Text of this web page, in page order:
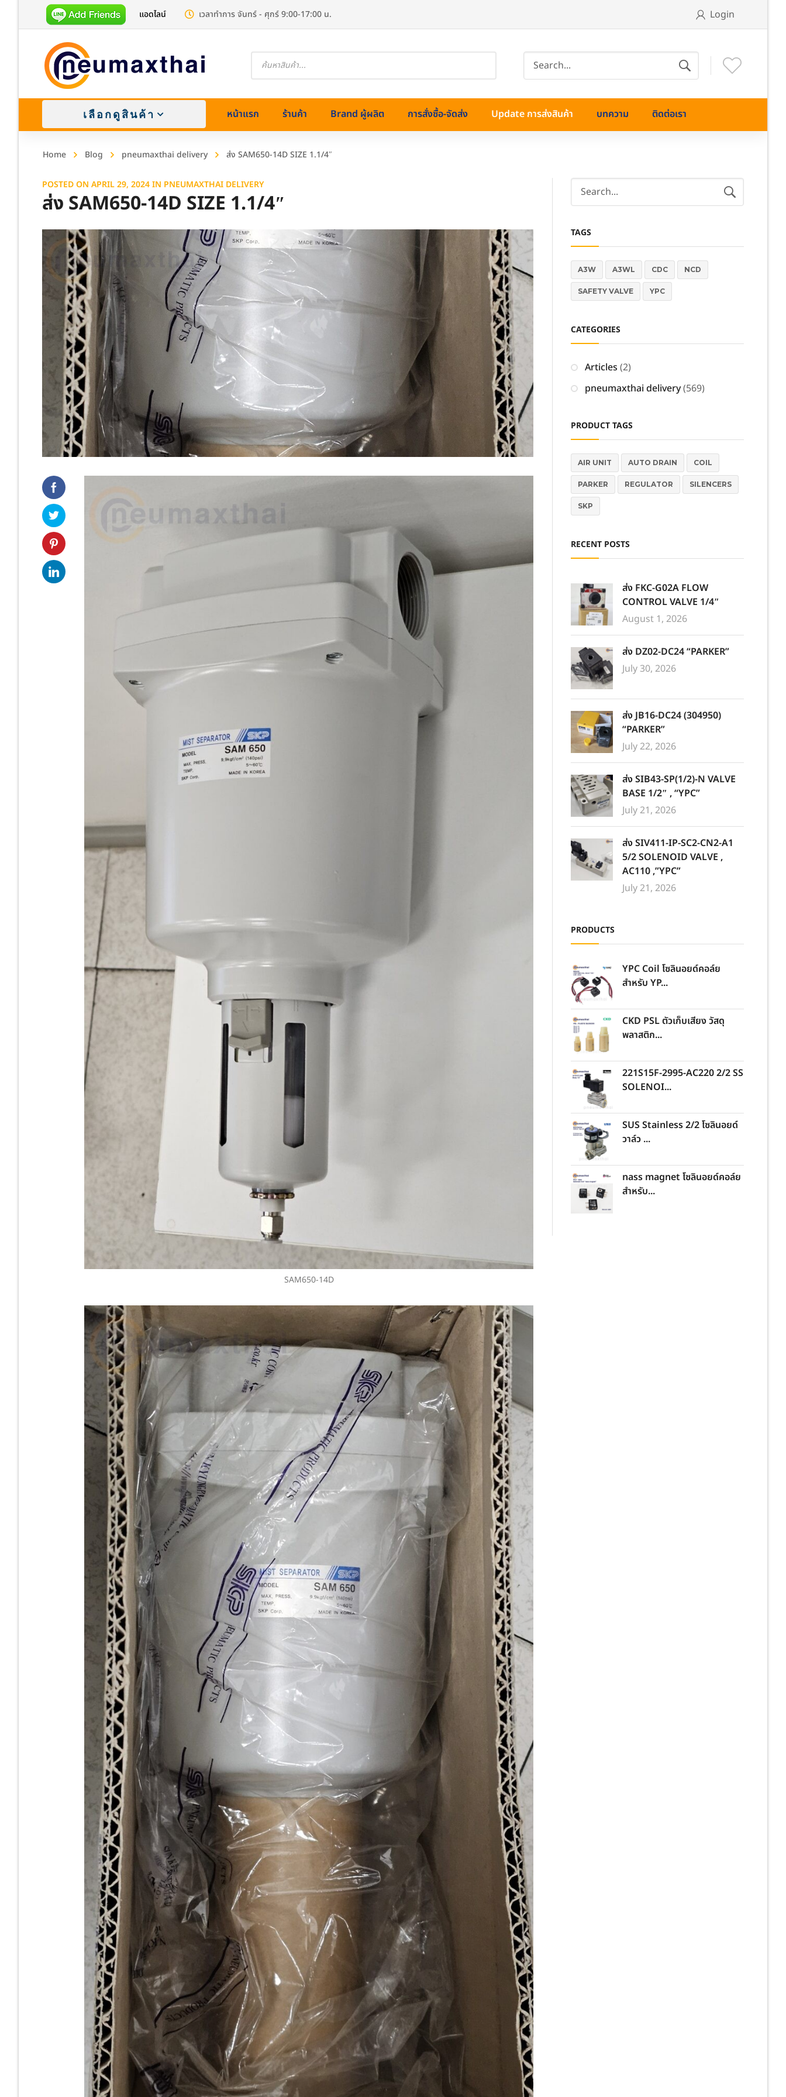
แอดไลน์ เวลาทำการ จันทร์ - ศุกร์ 9:00-17:00 น. Login
Products
เลือกดูสินค้า
Stainless (สแตนเลส)
Cast Iron (เหล็กหล่อ)
หน้าแรก ร้านค้า Brand ผู้ผลิต การสั่งซื้อ-จัดส่ง Update การส่งสินค้า บทความ ติดต่อเรา
Home Blog pneumaxthai delivery ส่ง SAM650-14D SIZE 1.1/4″
POSTED ON APRIL 29, 2024IN PNEUMAXTHAI DELIVERY
ส่ง SAM650-14D SIZE 1.1/4″
SAM650-14D
TAGS
A3W A3WL CDC NCD
SAFETY VALVE YPC
CATEGORIES
Articles (2)
pneumaxthai delivery(569)
PRODUCT TAGS
AIR UNIT AUTO DRAIN COIL
PARKER REGULATOR SILENCERS
SKP
RECENT POSTS
ส่ง FKC-G02A FLOW
CONTROL VALVE 1/4″
August 1, 2026
ส่ง DZ02-DC24 “PARKER”
July 30, 2026
ส่ง JB16-DC24 (304950)
“PARKER”
July 22, 2026
ส่ง SIB43-SP(1/2)-N VALVE
BASE 1/2″ , “YPC”
July 21, 2026
ส่ง SIV411-IP-SC2-CN2-A1
5/2 SOLENOID VALVE ,
AC110 ,”YPC”
July 21, 2026
PRODUCTS
YPC Coil โซลินอยด์คอล์ย
สำหรับ YP...
CKD PSL ตัวเก็บเสียง วัสดุ
พลาสติก...
221S15F-2995-AC220 2/2 SS
SOLENOI...
SUS Stainless 2/2 โซลินอยด์
วาล์ว ...
nass magnet โซลินอยด์คอล์ย
สำหรับ...